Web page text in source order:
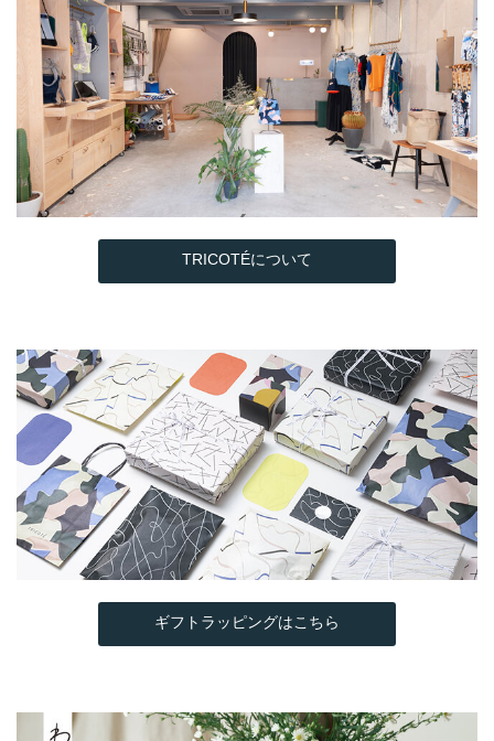
TRICOTÉについて
ギフトラッピングはこちら